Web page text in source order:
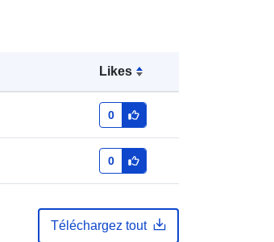
Likes
0
0
Téléchargez tout